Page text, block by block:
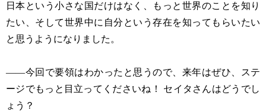
日本という小さな国だけはなく、もっと世界のことを知り
たい、そして世界中に自分という存在を知ってもらいたい
と思うようになりました。
——今回で要領はわかったと思うので、来年はぜひ、ステ
ージでもっと目立ってくださいね！ セイタさんはどうでし
ょう？